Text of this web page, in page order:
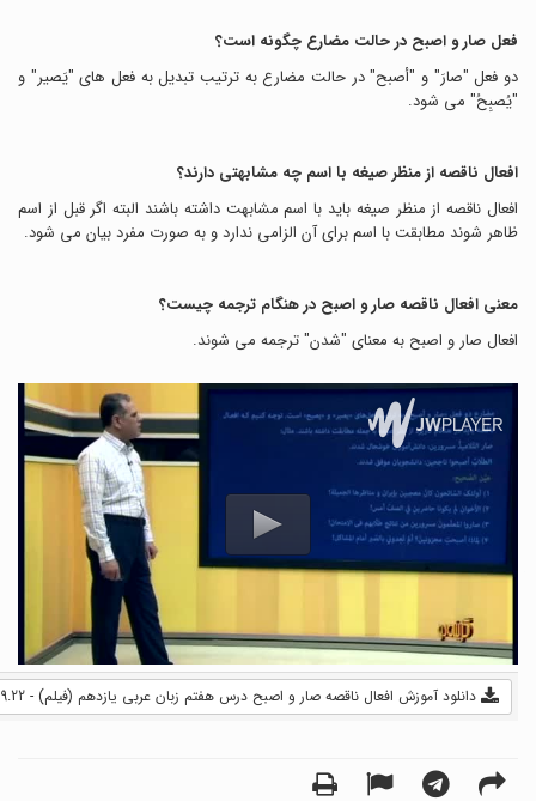
فعل صار و اصبح در حالت مضارع چگونه است؟
دو فعل "صارَ" و "أصبح" در حالت مضارع به ترتیب تبدیل به فعل های "یَصیر" و
"یُصبِحُ" می شود.
افعال ناقصه از منظر صیغه با اسم چه مشابهتی دارند؟
افعال ناقصه از منظر صیغه باید با اسم مشابهت داشته باشند البته اگر قبل از اسم
ظاهر شوند مطابقت با اسم برای آن الزامی ندارد و به صورت مفرد بیان می شود.
معنی افعال ناقصه صار و اصبح در هنگام ترجمه چیست؟
افعال صار و اصبح به معنای "شدن" ترجمه می شوند.
دانلود آموزش افعال ناقصه صار و اصبح درس هفتم زبان عربی یازدهم (فیلم) - 9.22 MB